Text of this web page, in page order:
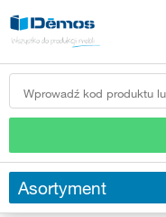
Asortyment